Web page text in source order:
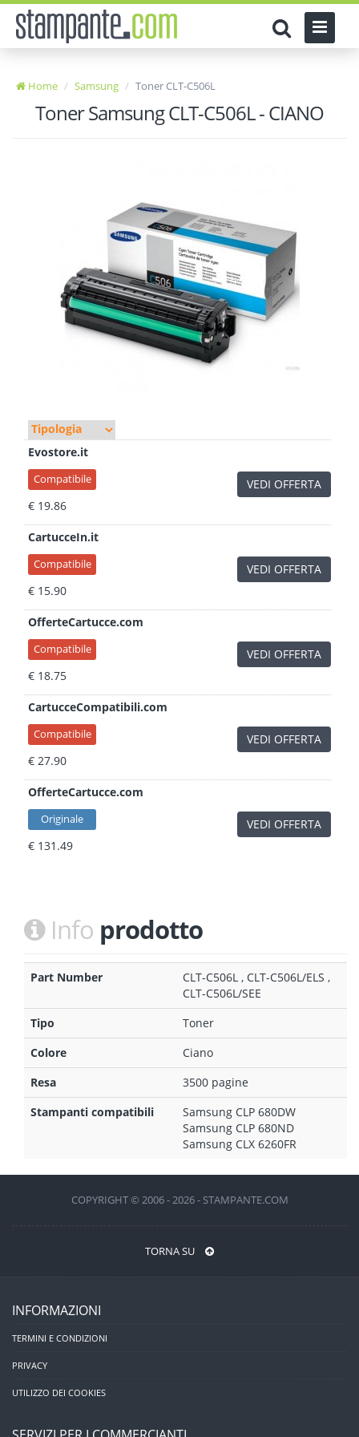
Home Samsung Toner CLT-C506L
Toner Samsung CLT-C506L - CIANO
Evostore.it
Compatibile
€ 19.86
VEDI OFFERTA
CartucceIn.it
Compatibile
€ 15.90
VEDI OFFERTA
OfferteCartucce.com
Compatibile
€ 18.75
VEDI OFFERTA
CartucceCompatibili.com
Compatibile
€ 27.90
VEDI OFFERTA
OfferteCartucce.com
Originale
€ 131.49
VEDI OFFERTA
Info prodotto
Part Number
CLT-C506L , CLT-C506L/ELS ,
CLT-C506L/SEE
Tipo
Toner
Colore
Ciano
Resa
3500 pagine
Stampanti compatibili
Samsung CLP 680DW
Samsung CLP 680ND
Samsung CLX 6260FR
COPYRIGHT © 2006 - 2026 - STAMPANTE.COM
TORNA SU
INFORMAZIONI
TERMINI E CONDIZIONI
PRIVACY
UTILIZZO DEI COOKIES